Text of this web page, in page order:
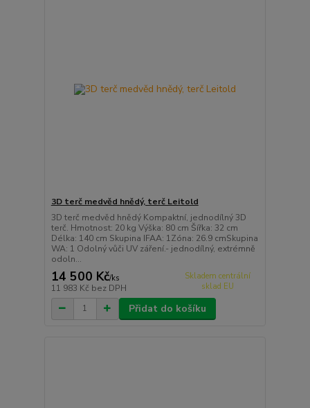
3D terč medvěd hnědý, terč Leitold
3D terč medvěd hnědý Kompaktní, jednodílný 3D
terč. Hmotnost: 20 kg Výška: 80 cm Šířka: 32 cm
Délka: 140 cm Skupina IFAA: 1Zóna: 26.9 cmSkupina
WA: 1 Odolný vůči UV záření.- jednodílný, extrémně
odoln...
14 500 Kč/ks
11 983 Kč bez DPH
Skladem centrální
sklad EU
Přidat do košíku